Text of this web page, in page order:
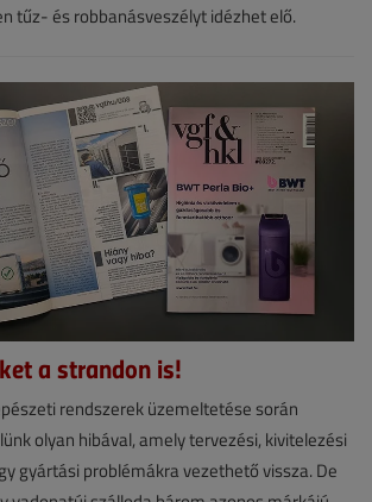
tűz- és robbanásveszélyt idézhet elő.
a strandon is!
rendszerek üzemeltetése során
olyan hibával, amely tervezési, kivitelezési
gyártási problémákra vezethető vissza. De